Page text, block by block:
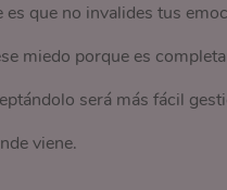
que no invalides tus
miedo porque es
será más fácil
viene.